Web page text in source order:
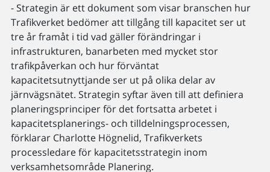
- Strategin är ett dokument som visar branschen hur
Trafikverket bedömer att tillgång till kapacitet ser ut
tre år framåt i tid vad gäller förändringar i
infrastrukturen, banarbeten med mycket stor
trafikpåverkan och hur förväntat
kapacitetsutnyttjande ser ut på olika delar av
järnvägsnätet. Strategin syftar även till att definiera
planeringsprinciper för det fortsatta arbetet i
kapacitetsplanerings- och tilldelningsprocessen,
förklarar Charlotte Högnelid, Trafikverkets
processledare för kapacitetsstrategin inom
verksamhetsområde Planering.